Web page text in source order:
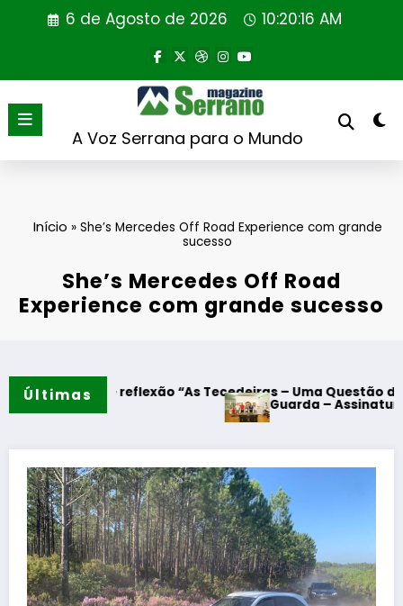
6 de Agosto de 2026 10:20:16 AM
A Voz Serrana para o Mundo
Início » She’s Mercedes Off Road Experience com grande
sucesso
She’s Mercedes Off Road
Experience com grande sucesso
Últimas
reflexão “As Tecedeiras – Uma Questão de Mulheres e de
Guarda – Assinatura dos